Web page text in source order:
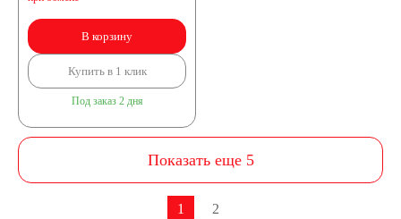
В корзину
Купить в 1 клик
Под заказ 2 дня
Показать еще 5
1 2